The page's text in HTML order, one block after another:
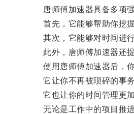
唐师傅加速器具备多项强
首先，它能够帮助你挖掘
其次，它能够对时间进行
此外，唐师傅加速器还提
使用唐师傅加速器后，你
它让你不再被琐碎的事务
它也让你的时间管理更加
无论是工作中的项目推进